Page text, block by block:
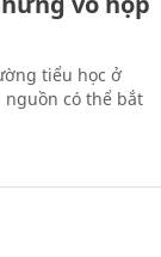
tiểu học ở
nguồn có thể bắt